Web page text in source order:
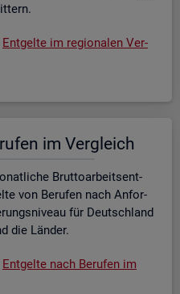
Ent­gel­te im re­gio­na­len Ver­
im Ver­gleich
Brut­to­ar­beits­ent­
von Be­ru­fen nach An­for­
für Deutsch­land
die Län­der.
Ent­gel­te nach Be­ru­fen im